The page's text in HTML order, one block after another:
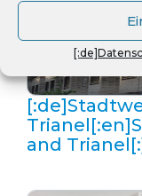
and